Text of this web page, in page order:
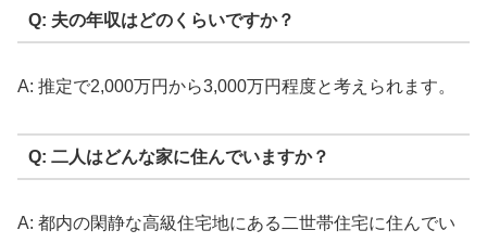
Q: 夫の年収はどのくらいですか？
A: 推定で2,000万円から3,000万円程度と考えられます。
Q: 二人はどんな家に住んでいますか？
A: 都内の閑静な高級住宅地にある二世帯住宅に住んでい